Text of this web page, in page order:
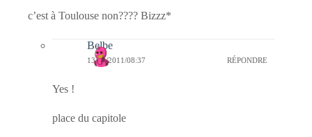
c’est à Toulouse non???? Bizzz*
Belbe
13/06/2011/08:37 RÉPONDRE
Yes !
place du capitole